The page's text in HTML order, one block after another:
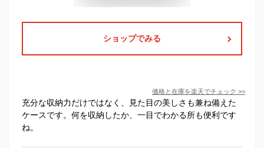
ショップでみる
価格と在庫を楽天でチェック >>
充分な収納力だけではなく、見た目の美しさも兼ね備えた
ケースです。何を収納したか、一目でわかる所も便利です
ね。